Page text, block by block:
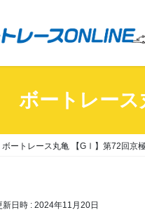
ボートレー
ボートレース丸亀 【GⅠ】第72回京
新日時 : 2024年11月20日